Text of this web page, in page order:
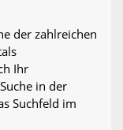
der zahlreichen
Ihr
in der
Suchfeld im